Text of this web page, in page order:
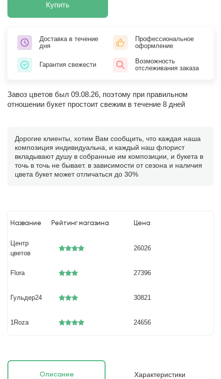
Купить
Доставка в течение
дня
Профессиональное
оформление
Гарантия свежести
Возможность
отслеживания заказа
Завоз цветов был 09.08.26, поэтому при правильном
отношении букет простоит свежим в течение 8 дней
Дорогие клиенты, хотим Вам сообщить, что каждая наша
композиция индивидуальна, и каждый наш флорист
вкладывают душу в собранные им композиции, и букета в
точь в точь не бывает. в зависимости от сезона и наличия
цвета букет может отличаться до 30%
Название Рейтинг магазина Цена
Центр
цветов
26026
Flora 27396
Гульдер24 30821
1Roza 24656
Описание Характеристики